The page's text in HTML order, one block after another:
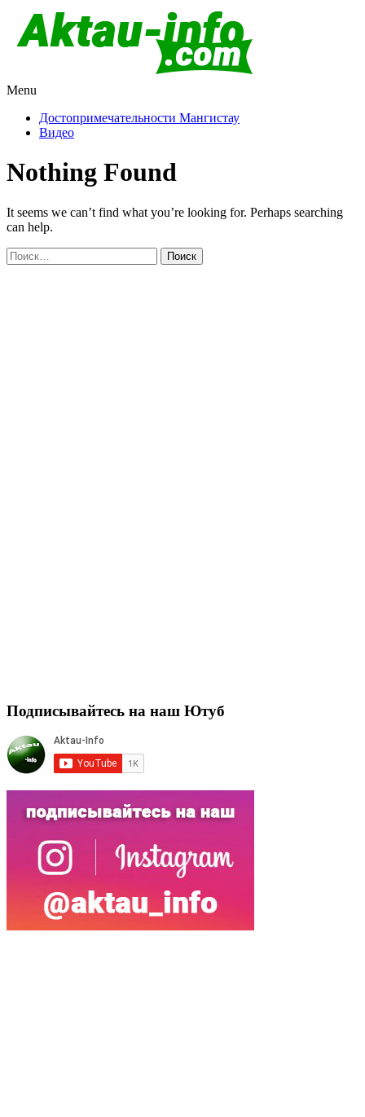
Казахстан
Menu
Достопримечательности Мангистау
Видео
Nothing Found
It seems we can’t find what you’re looking for. Perhaps searching
can help.
Найти:
Подписывайтесь на наш Ютуб